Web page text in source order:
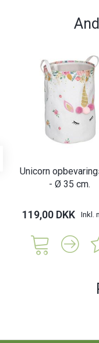
Unicorn
- Ø 35 cm.
119,00 DKK Inkl.